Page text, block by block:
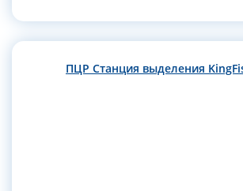
ПЦР Станция выделения